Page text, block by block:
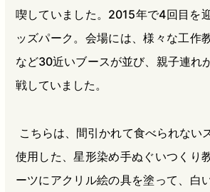
喫していました。2015年で4回目を
ッズパーク。会場には、様々な工作
など30近いブースが並び、親子連れ
戦していました。
こちらは、間引かれて食べられない
使用した、星形染め手ぬぐいつくり
ーツにアクリル絵の具を塗って、白